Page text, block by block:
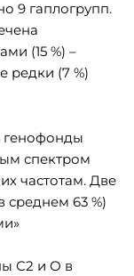
9 гаплогрупп.
(15 %) –
редки (7 %)
генофонды
спектром
частотам. Две
среднем 63 %)
С2 и О в